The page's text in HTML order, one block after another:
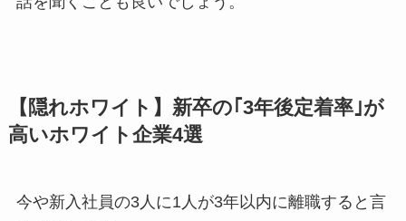
【隠れホワイト】新卒の｢3年後定着率｣が
高いホワイト企業4選
今や新入社員の3人に1人が3年以内に離職すると言